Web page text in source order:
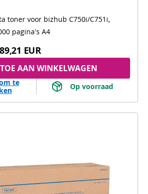
toner voor bizhub C750i/C751i,
pagina's A4
EUR
AAN WINKELWAGEN
te
Op voorraad